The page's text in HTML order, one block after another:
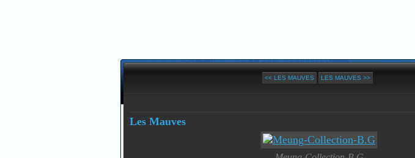
<< LES MAUVES LES MAUVES >>
Les Mauves